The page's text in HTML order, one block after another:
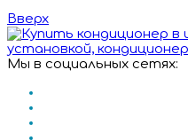
Вверх
Мы в социальных сетях: